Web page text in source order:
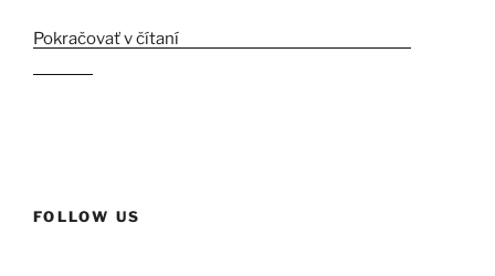
Pokračovať v čítaní
FOLLOW US